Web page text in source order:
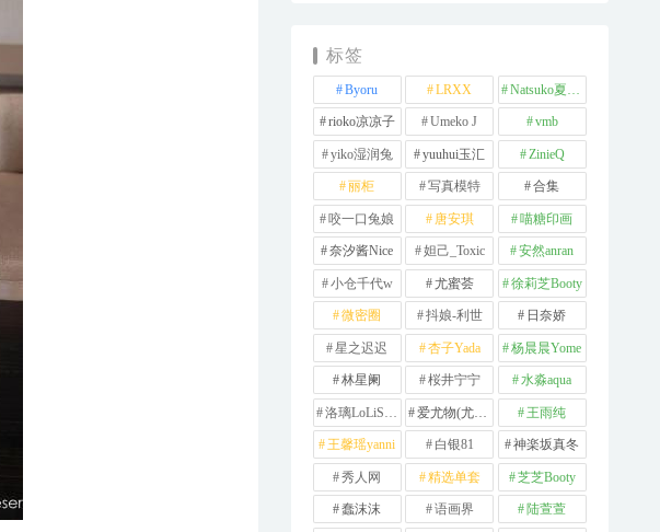
标签
Byoru LRXX Natsuko夏夏子
rioko凉凉子 Umeko J vmb
yiko湿润兔 yuuhui玉汇 ZinieQ
丽柜 写真模特 合集
咬一口兔娘 唐安琪 喵糖印画
奈汐酱Nice 妲己_Toxic 安然anran
小仓千代w 尤蜜荟 徐莉芝Booty
微密圈 抖娘-利世 日奈娇
星之迟迟 杏子Yada 杨晨晨Yome
林星阑 桜井宁宁 水淼aqua
洛璃LoLiSAMA 爱尤物(尤果网) 王雨纯
王馨瑶yanni 白银81 神楽坂真冬
秀人网 精选单套 芝芝Booty
蠢沫沫 语画界 陆萱萱